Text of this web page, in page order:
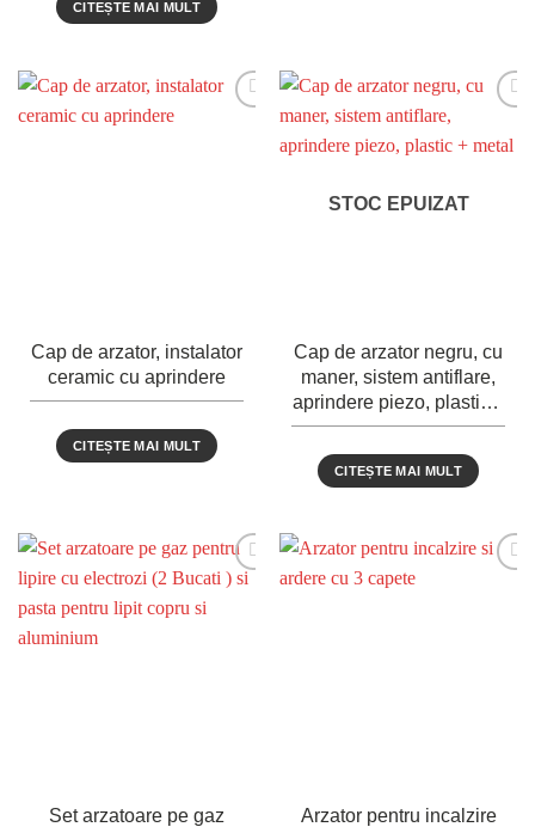
CITEȘTE MAI MULT
Cap de arzator, instalator
ceramic cu aprindere
CITEȘTE MAI MULT
STOC EPUIZAT
Cap de arzator negru, cu
maner, sistem antiflare,
aprindere piezo, plastic +
metal
CITEȘTE MAI MULT
Set arzatoare pe gaz
Arzator pentru incalzire